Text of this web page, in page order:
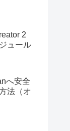
2
ュール
へ安全
法（オ